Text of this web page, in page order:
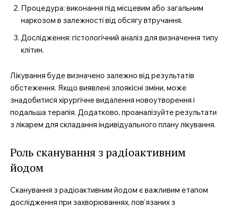
Процедура: виконання під місцевим або загальним
наркозом в залежності від обсягу втручання.
Дослідження: гістологічний аналіз для визначення типу
клітин.
Лікування буде визначено залежно від результатів
обстеження. Якщо виявлені злоякісні зміни, може
знадобитися хірургічне видалення новоутворення і
подальша терапія. Додатково, проаналізуйте результати
з лікарем для складання індивідуального плану лікування.
Роль сканування з радіоактивним
йодом
Сканування з радіоактивним йодом є важливим етапом
дослідження при захворюваннях, пов’язаних з